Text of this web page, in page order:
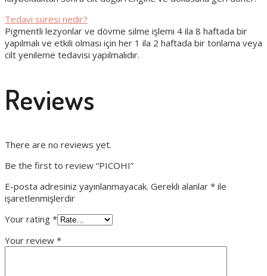
Tedavi süresi nedir?
Pigmentli lezyonlar ve dövme silme işlemi 4 ila 8 haftada bir
yapılmalı ve etkili olması için her 1 ila 2 haftada bir tonlama veya
cilt yenileme tedavisi yapılmalıdır.
Reviews
There are no reviews yet.
Be the first to review “PICOHI”
E-posta adresiniz yayınlanmayacak. Gerekli alanlar * ile
işaretlenmişlerdir
Your rating *
Your review *